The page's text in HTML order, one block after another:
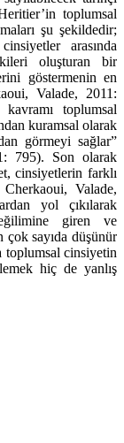
toplumsal
şu şekildedir;
arasında
oluşturan bir
göstermenin en
Valade, 2011:
toplumsal
kuramsal olarak
görmeyi sağlar”
795). Son olarak
cinsiyetlerin farklı
Cherkaoui, Valade,
yol çıkılarak
giren ve
çok sayıda düşünür
toplumsal cinsiyetin
hiç de yanlış